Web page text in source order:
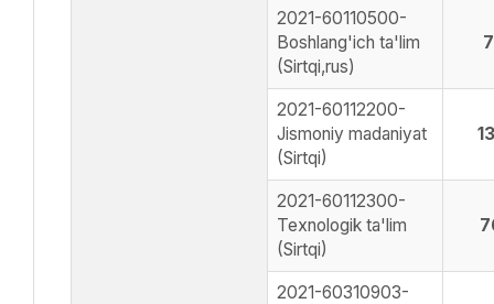
2021-60110500-
Boshlang'ich ta'lim
(Sirtqi,rus)
2021-60112200-
Jismoniy madaniyat
(Sirtqi)
2021-60112300-
Texnologik ta'lim
(Sirtqi)
2021-60310903-